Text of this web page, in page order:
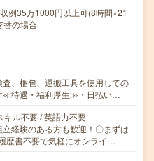
例35万1000円以上可(8時間×21
替の場合
、梱包、運搬工具を使用しての
≪待遇・福利厚生≫・日払い…
キル不要 / 英語力不要
経験のある方も歓迎！〇まずは
歴書不要で気軽にオンライ…